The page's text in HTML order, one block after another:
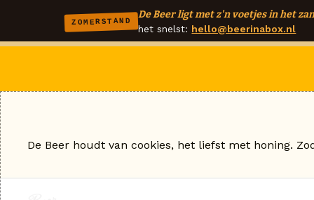
ZOMERSTAND
De Beer ligt met z'n voetjes in het
het snelst: hello@beerinabox.nl
De Beer houdt van cookies, het liefst met honing.